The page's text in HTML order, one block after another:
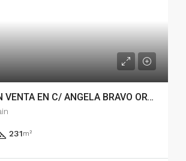
ADOSADO EN VENTA EN C/ ANGELA BRAVO ORTEGA – MIRALBUENO – 005.04479
231m²